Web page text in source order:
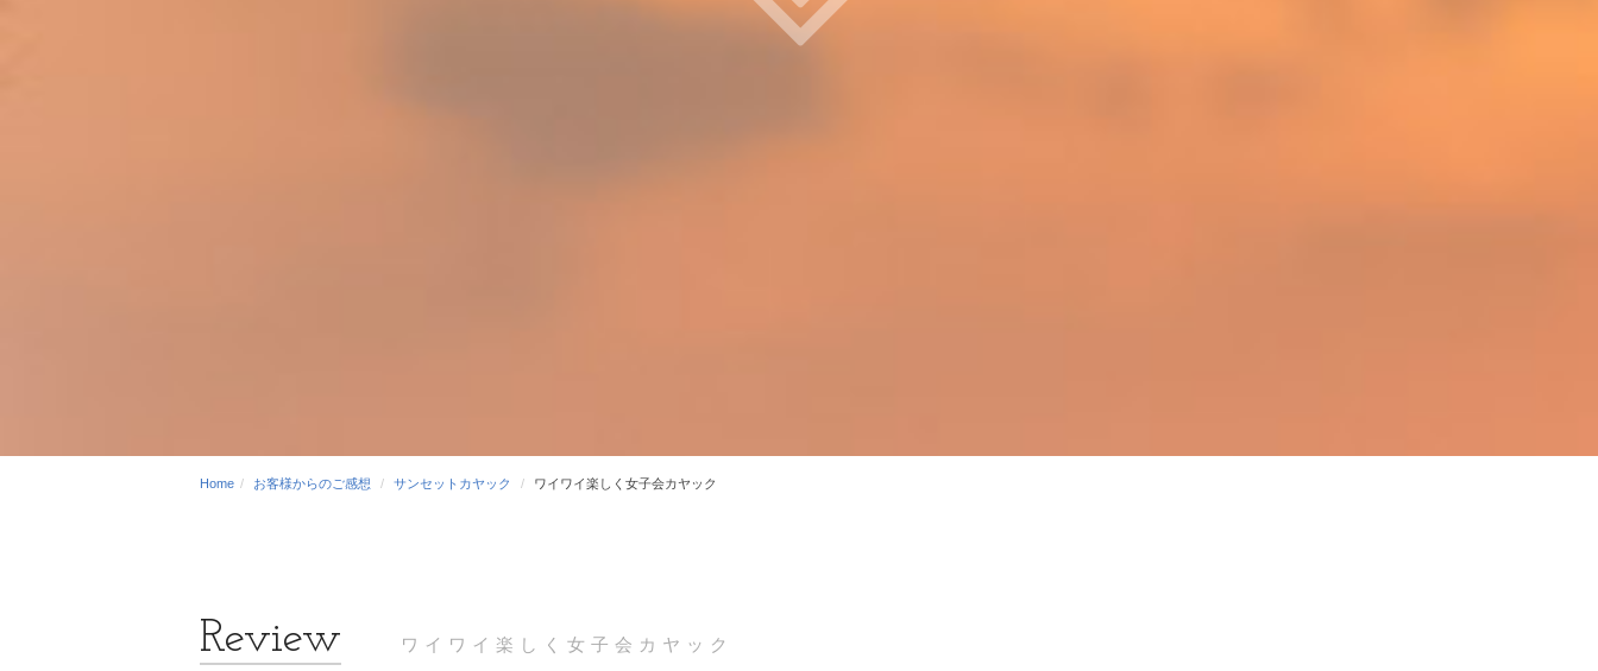
Home お客様からのご感想 サンセットカヤック ワイワイ楽しく女子会カヤック
ワイワイ楽しく女子会カヤック